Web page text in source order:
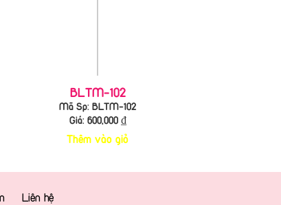
BLTM-102
Mã Sp: BLTM-102
Giá: 600,000₫
Thêm vào giỏ
Liên hệ